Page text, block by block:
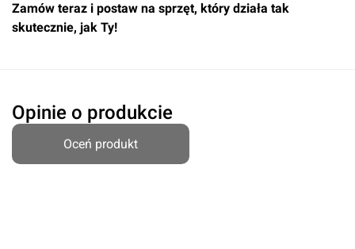
Zamów teraz i postaw na sprzęt, który działa tak
skutecznie, jak Ty!
Opinie o produkcie
Oceń produkt